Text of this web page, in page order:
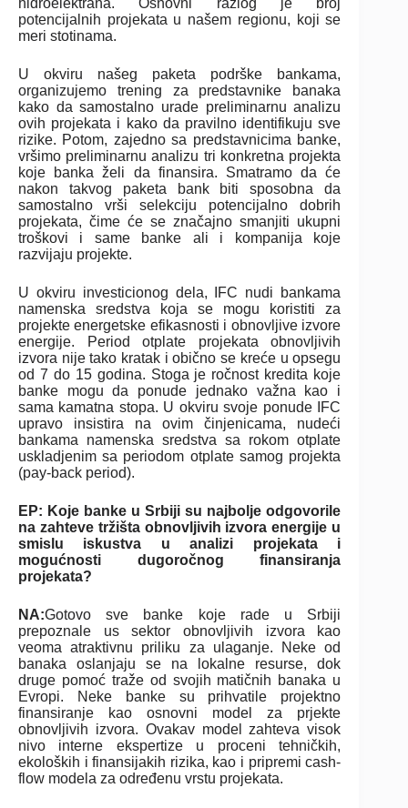
hidroelektrana. Osnovni razlog je broj
potencijalnih projekata u našem regionu, koji se
meri stotinama.
U okviru našeg paketa podrške bankama,
organizujemo trening za predstavnike banaka
kako da samostalno urade preliminarnu analizu
ovih projekata i kako da pravilno identifikuju sve
rizike. Potom, zajedno sa predstavnicima banke,
vršimo preliminarnu analizu tri konkretna projekta
koje banka želi da finansira. Smatramo da će
nakon takvog paketa bank biti sposobna da
samostalno vrši selekciju potencijalno dobrih
projekata, čime će se značajno smanjiti ukupni
troškovi i same banke ali i kompanija koje
razvijaju projekte.
U okviru investicionog dela, IFC nudi bankama
namenska sredstva koja se mogu koristiti za
projekte energetske efikasnosti i obnovljive izvore
energije. Period otplate projekata obnovljivih
izvora nije tako kratak i obično se kreće u opsegu
od 7 do 15 godina. Stoga je ročnost kredita koje
banke mogu da ponude jednako važna kao i
sama kamatna stopa. U okviru svoje ponude IFC
upravo insistira na ovim činjenicama, nudeći
bankama namenska sredstva sa rokom otplate
uskladjenim sa periodom otplate samog projekta
(pay-back period).
EP: Koje banke u Srbiji su najbolje odgovorile
na zahteve tržišta obnovljivih izvora energije u
smislu iskustva u analizi projekata i
mogućnosti dugoročnog finansiranja
projekata?
NA:Gotovo sve banke koje rade u Srbiji
prepoznale us sektor obnovljivih izvora kao
veoma atraktivnu priliku za ulaganje. Neke od
banaka oslanjaju se na lokalne resurse, dok
druge pomoć traže od svojih matičnih banaka u
Evropi. Neke banke su prihvatile projektno
finansiranje kao osnovni model za prjekte
obnovljivih izvora. Ovakav model zahteva visok
nivo interne ekspertize u proceni tehničkih,
ekoloških i finansijakih rizika, kao i pripremi cash-
flow modela za određenu vrstu projekata.